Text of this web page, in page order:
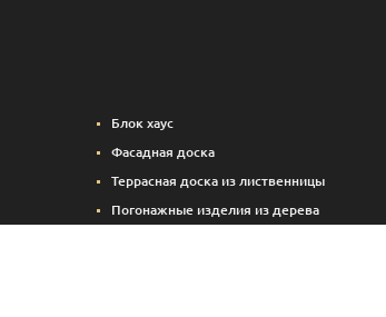
Блок хаус
Фасадная доска
Террасная доска из лиственницы
Погонажные изделия из дерева